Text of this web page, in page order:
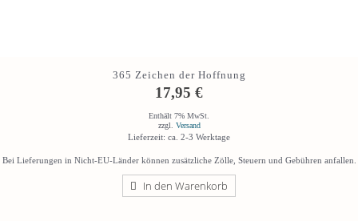
365 Zeichen der Hoffnung
17,95 €
Enthält 7% MwSt.
zzgl. Versand
Lieferzeit: ca. 2-3 Werktage
Bei Lieferungen in Nicht-EU-Länder können zusätzliche Zölle, Steuern und Gebühren anfallen.
In den Warenkorb